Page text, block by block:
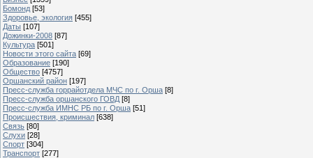
Бомонд [53]
Здоровье, экология [455]
Даты [107]
Дожинки-2008 [87]
Культура [501]
Новости этого сайта [69]
Образование [190]
Общество [4757]
Оршанский район [197]
Пресс-служба горрайотдела МЧС по г. Орша [8]
Пресс-служба оршанского ГОВД [8]
Пресс-служба ИМНС РБ по г. Орша [51]
Проиcшествия, криминал [638]
Связь [80]
Слухи [28]
Спорт [304]
Транспорт [277]